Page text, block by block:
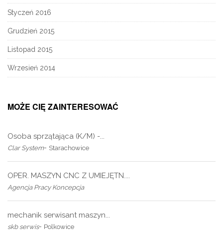
Styczeń 2016
Grudzień 2015
Listopad 2015
Wrzesień 2014
MOŻE CIĘ ZAINTERESOWAĆ
Osoba sprzątająca (K/M) -...
Clar System- Starachowice
OPER. MASZYN CNC Z UMIEJĘTN....
Agencja Pracy Koncepcja
mechanik serwisant maszyn...
skb serwis- Polkowice